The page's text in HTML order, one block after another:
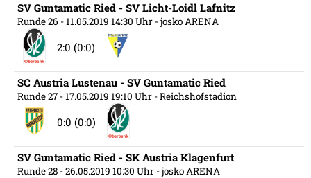
SV Guntamatic Ried - SV Licht-Loidl Lafnitz
Runde 26 - 11.05.2019 14:30 Uhr - josko ARENA
2:0 (0:0)
SC Austria Lustenau - SV Guntamatic Ried
Runde 27 - 17.05.2019 19:10 Uhr - Reichshofstadion
0:0 (0:0)
SV Guntamatic Ried - SK Austria Klagenfurt
Runde 28 - 26.05.2019 10:30 Uhr - josko ARENA